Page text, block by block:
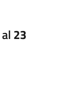
al23